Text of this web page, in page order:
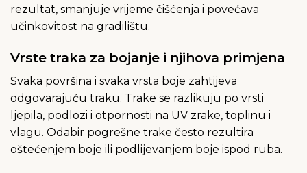
rezultat, smanjuje vrijeme čišćenja i povećava
učinkovitost na gradilištu.
Vrste traka za bojanje i njihova primjena
Svaka površina i svaka vrsta boje zahtijeva
odgovarajuću traku. Trake se razlikuju po vrsti
ljepila, podlozi i otpornosti na UV zrake, toplinu i
vlagu. Odabir pogrešne trake često rezultira
oštećenjem boje ili podlijevanjem boje ispod ruba.